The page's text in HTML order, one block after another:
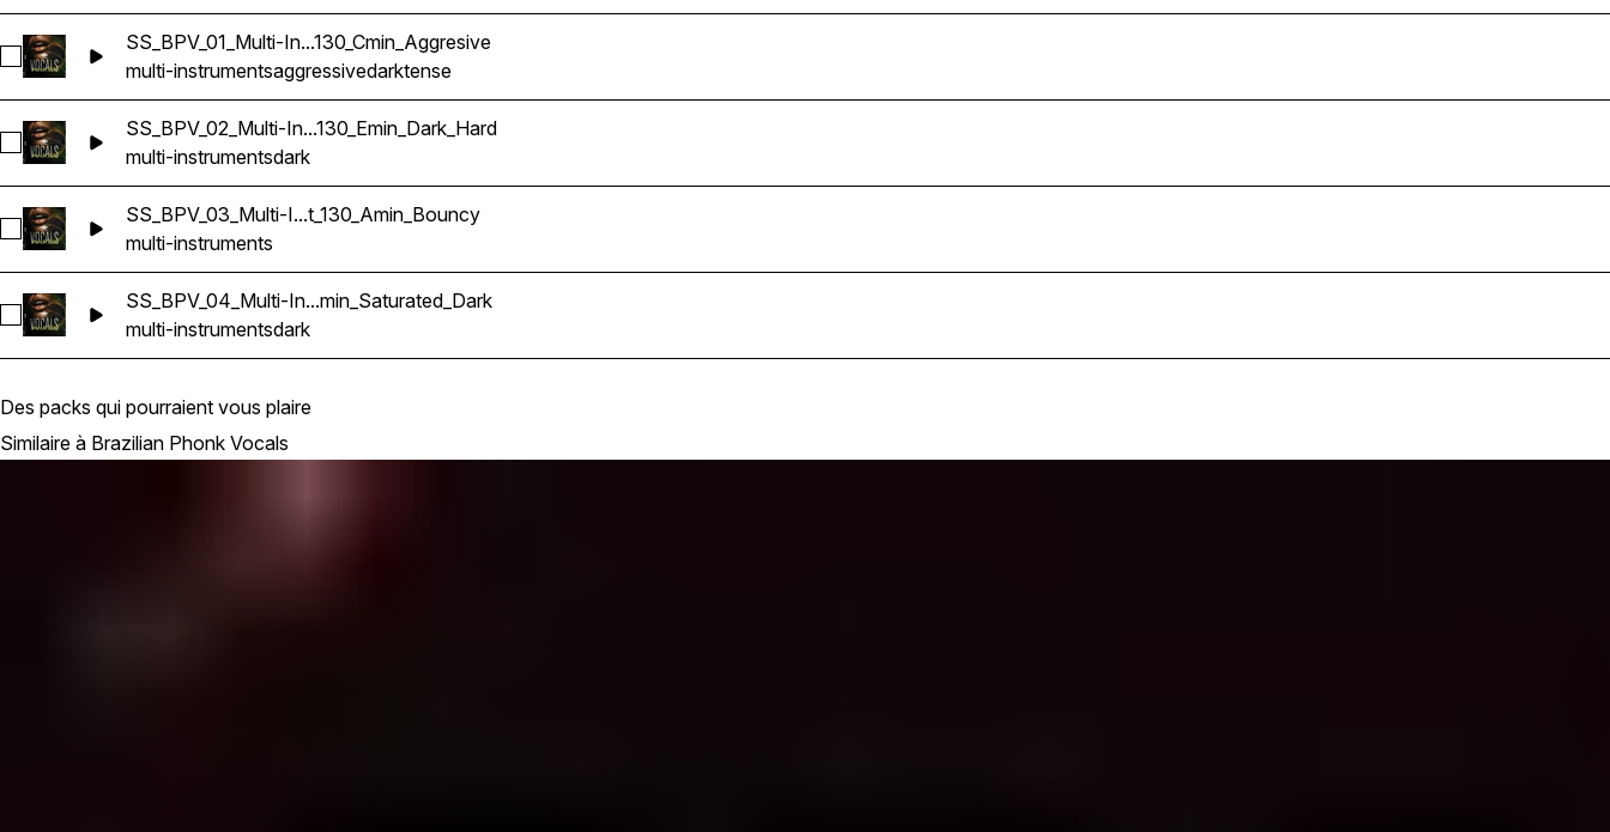
Sélectionnez SS_BPV_01_Multi-Instrument_130_Cmin_Aggresive
SS_BPV_01_Multi-In...130_Cmin_Aggresive
multi-instrumentsaggressivedarktense
Sélectionnez SS_BPV_02_Multi-Instrument_130_Emin_Dark_Hard
SS_BPV_02_Multi-In...130_Emin_Dark_Hard
multi-instrumentsdark
Sélectionnez SS_BPV_03_Multi-Instrument_130_Amin_Bouncy
SS_BPV_03_Multi-I...t_130_Amin_Bouncy
multi-instruments
Sélectionnez SS_BPV_04_Multi-Instrument_130_Dmin_Saturated_Dark
SS_BPV_04_Multi-In...min_Saturated_Dark
multi-instrumentsdark
Des packs qui pourraient vous plaire
Similaire à Brazilian Phonk Vocals